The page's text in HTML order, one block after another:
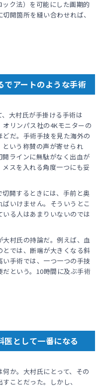
ク法）を可能にした画期的
開箇所を縫い合わせれば、
アートのような手術
大村氏が手掛ける手術は
オリンパス社の4Kモニターの
だ。手術手技を見た海外の
いう称賛の声が寄せられ
ラインに無駄がなく出血が
スを入れる角度一つにも妥
切開するときには、手前と奥
いけません。そういうとこ
る人はあまりいないのでは
村氏の持論だ。例えば、血
では、断端が大きくなる斜
手術では、一つ一つの手技
という。10時間に及ぶ手術
医として一番になる
か。大村氏にとって、その
ことだった。しかし、